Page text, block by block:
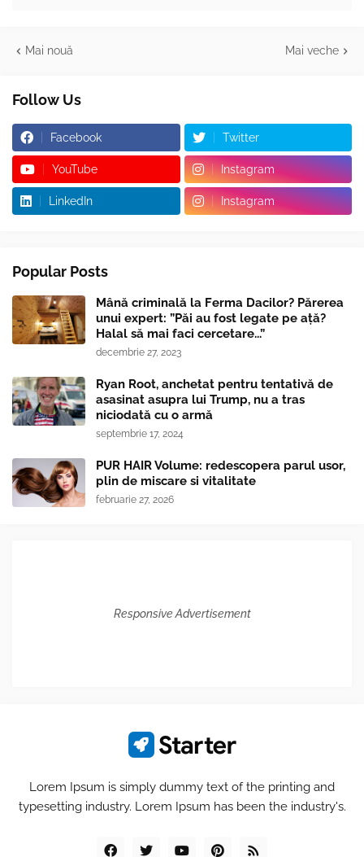
Mai nouă Mai veche
Follow Us
Facebook Twitter
YouTube Instagram
LinkedIn Instagram
Popular Posts
Mână criminală la Ferma Dacilor? Părerea
unui expert: ”Păi au fost legate pe ață?
Halal să mai faci cercetare...”
decembrie 27, 2023
Ryan Root, anchetat pentru tentativă de
asasinat asupra lui Trump, nu a tras
niciodată cu o armă
septembrie 17, 2024
PUR HAIR Volume: redescopera parul usor,
plin de miscare si vitalitate
februarie 27, 2026
Responsive Advertisement
Lorem Ipsum is simply dummy text of the printing and
typesetting industry. Lorem Ipsum has been the industry's.